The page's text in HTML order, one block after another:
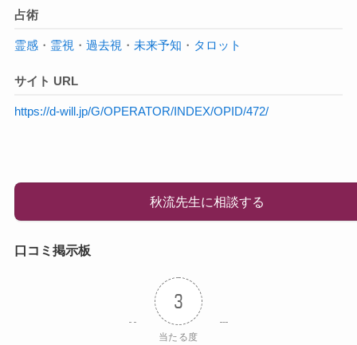
占術
霊感・ 霊視 ・ 過去視 ・ 未来予知 ・ タロット
サイト URL
https://d-will.jp/G/OPERATOR/INDEX/OPID/472/
秋流先生に相談する
口コミ掲示板
3
当たる度